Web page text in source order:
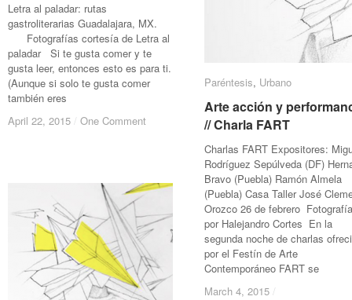
Letra al paladar: rutas
gastroliterarias Guadalajara, MX.
Fotografías cortesía de Letra al
paladar Si te gusta comer y te
gusta leer, entonces esto es para ti.
(Aunque si solo te gusta comer
también eres
April 22, 2015 / One Comment
April 22, 2015 / One Comment
Paréntesis, Urbano
Arte acción y
// Charla FART
Charlas FART Expositores:
Rodríguez Sepúlveda (DF)
Bravo (Puebla) Ramón Almela
(Puebla) Casa Taller José
Orozco 26 de febrero
por Halejandro Cortes En la
segunda noche de charlas
por el Festín de Arte
Contemporáneo FART se
March 4, 2015 /
Paréntesis Urbano
Arte acción y
// Charla FART
March 4, 2015 /